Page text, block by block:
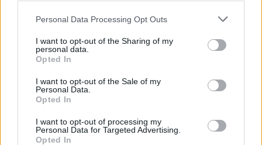
Personal Data Processing Opt Outs
I want to opt-out of the Sharing of my
personal data.
Opted In
I want to opt-out of the Sale of my
Personal Data.
Opted In
I want to opt-out of processing my
Personal Data for Targeted Advertising.
Opted In
Podle něj tak končí dva z pěti ředitelů odborů na ČIŽP.
Veterináři v horku ošetřují více zvířat, ohrožení jsou psi
se zploštělým čumákem
Veterináři v současných
podle nich patří plemena psů s
krátkou lebkou a zploštělým
čumákem, jako jsou například mopsi nebo buldočci, starší jedinci a